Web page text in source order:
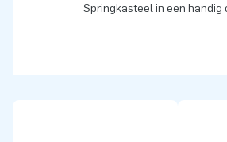
Springkasteel in een handig